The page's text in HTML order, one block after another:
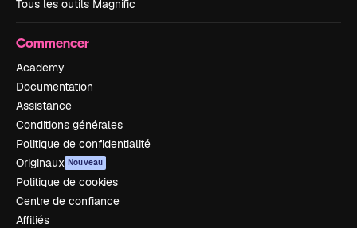
Tous les outils Magnific
Commencer
Academy
Documentation
Assistance
Conditions générales
Politique de confidentialité
Originaux Nouveau
Politique de cookies
Centre de confiance
Affiliés